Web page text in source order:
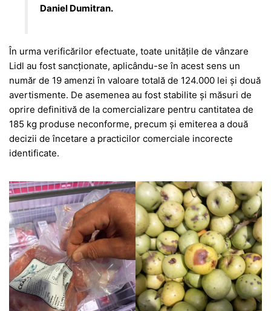
Daniel Dumitran.
În urma verificărilor efectuate, toate unitățile de vânzare
Lidl au fost sancționate, aplicându-se în acest sens un
număr de 19 amenzi în valoare totală de 124.000 lei și două
avertismente. De asemenea au fost stabilite și măsuri de
oprire definitivă de la comercializare pentru cantitatea de
185 kg produse neconforme, precum și emiterea a două
decizii de încetare a practicilor comerciale incorecte
identificate.